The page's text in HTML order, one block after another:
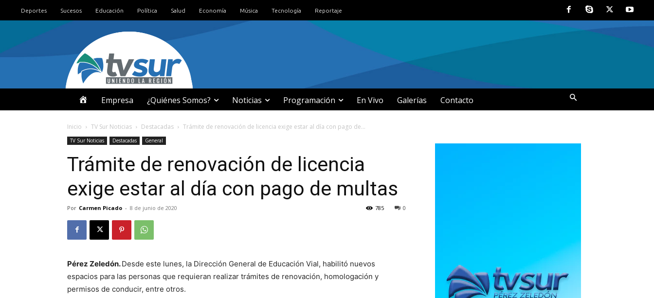
Deportes Sucesos Educación Política Salud Economía Música Tecnología Reportaje
N
I
C
I
Empresa ¿Quiénes Somos? Noticias Programación En Vivo Galerías Contacto
Inicio TV Sur Noticias Destacadas Trámite de renovación de licencia exige estar al día con pago de...
TV Sur Noticias Destacadas General
Trámite de renovación de licencia
exige estar al día con pago de multas
Por Carmen Picado - 8 de junio de 2020 0
785
Pérez Zeledón.Desde este lunes, la Dirección General de Educación Vial, habilitó nuevos
espacios para las personas que requieran realizar trámites de renovación, homologación y
permisos de conducir, entre otros.